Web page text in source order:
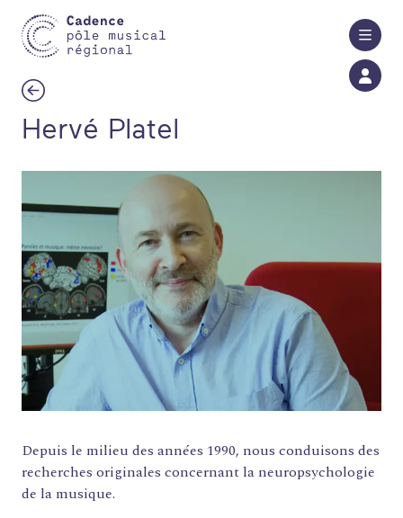
Hervé Platel
Depuis le milieu des années 1990, nous conduisons des
recherches originales concernant la neuropsychologie
de la musique.